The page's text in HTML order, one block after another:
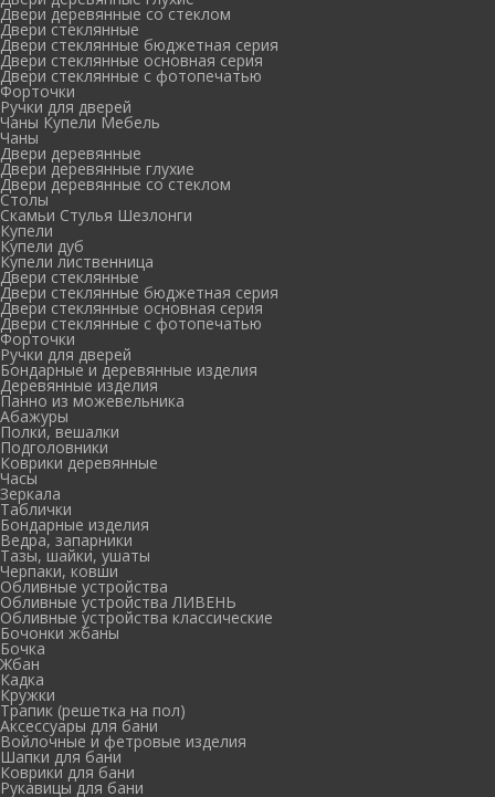
Двери деревянные со стеклом
Двери стеклянные
Двери стеклянные бюджетная серия
Двери стеклянные основная серия
Двери стеклянные с фотопечатью
Форточки
Ручки для дверей
Чаны Купели Мебель
Чаны
Двери деревянные
Двери деревянные глухие
Двери деревянные со стеклом
Столы
Скамьи Стулья Шезлонги
Купели
Купели дуб
Купели лиственница
Двери стеклянные
Двери стеклянные бюджетная серия
Двери стеклянные основная серия
Двери стеклянные с фотопечатью
Форточки
Ручки для дверей
Бондарные и деревянные изделия
Деревянные изделия
Панно из можевельника
Абажуры
Полки, вешалки
Подголовники
Коврики деревянные
Часы
Зеркала
Таблички
Бондарные изделия
Ведра, запарники
Тазы, шайки, ушаты
Черпаки, ковши
Обливные устройства
Обливные устройства ЛИВЕНЬ
Обливные устройства классические
Бочонки жбаны
Бочка
Жбан
Кадка
Кружки
Трапик (решетка на пол)
Аксессуары для бани
Войлочные и фетровые изделия
Шапки для бани
Коврики для бани
Рукавицы для бани